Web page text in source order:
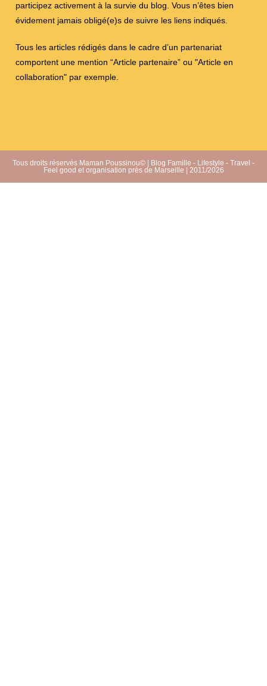
participez activement à la survie du blog. Vous n’êtes bien
évidement jamais obligé(e)s de suivre les liens indiqués.
Tous les articles rédigés dans le cadre d’un partenariat
comportent une mention “Article partenaire” ou "Article en
collaboration" par exemple.
Tous droits réservés Maman Poussinou© | Blog Famille - Lifestyle - Travel -
Feel good et organisation près de Marseille | 2011/2026